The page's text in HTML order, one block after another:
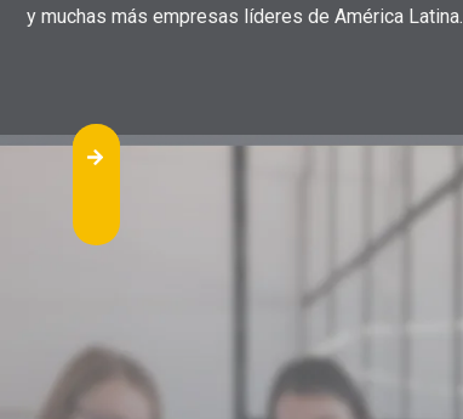
y muchas más empresas líderes de América Latina.